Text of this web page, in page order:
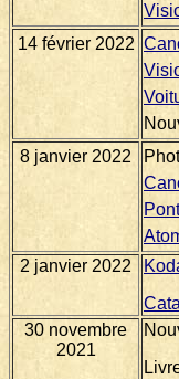
14 février 2022
8 janvier 2022
2 janvier 2022
30 novembre
2021